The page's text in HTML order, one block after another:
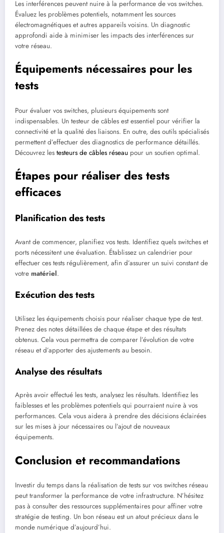
Les interférences peuvent nuire à la performance de vos switches.
Évaluez les problèmes potentiels, notamment les sources
électromagnétiques et autres appareils voisins. Un diagnostic
approfondi aide à minimiser les impacts des interférences sur
votre réseau.
Équipements nécessaires pour les
tests
Pour évaluer vos switches, plusieurs équipements sont
indispensables. Un testeur de câbles est essentiel pour vérifier la
connectivité et la qualité des liaisons. En outre, des outils spécialisés
permettent d’effectuer des diagnostics de performance détaillés.
Découvrez les testeurs de câbles réseau pour un soutien optimal.
Étapes pour réaliser des tests
efficaces
Planification des tests
Avant de commencer, planifiez vos tests. Identifiez quels switches et
ports nécessitent une évaluation. Établissez un calendrier pour
effectuer ces tests régulièrement, afin d’assurer un suivi constant de
votre matériel.
Exécution des tests
Utilisez les équipements choisis pour réaliser chaque type de test.
Prenez des notes détaillées de chaque étape et des résultats
obtenus. Cela vous permettra de comparer l’évolution de votre
réseau et d’apporter des ajustements au besoin.
Analyse des résultats
Après avoir effectué les tests, analysez les résultats. Identifiez les
faiblesses et les problèmes potentiels qui pourraient nuire à vos
performances. Cela vous aidera à prendre des décisions éclairées
sur les mises à jour nécessaires ou l’ajout de nouveaux
équipements.
Conclusion et recommandations
Investir du temps dans la réalisation de tests sur vos switches réseau
peut transformer la performance de votre infrastructure. N’hésitez
pas à consulter des ressources supplémentaires pour affiner votre
stratégie de testing. Un bon réseau est un atout précieux dans le
monde numérique d’aujourd’hui.